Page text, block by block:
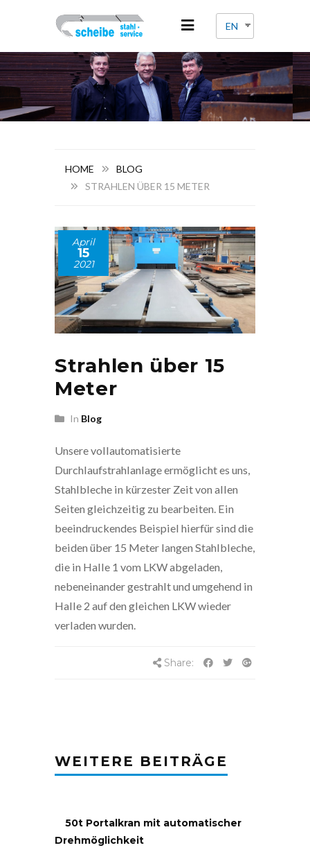
EN
HOME
BLOG
STRAHLEN ÜBER 15 METER
April
15
2021
Strahlen über 15
Meter
In Blog
Unsere vollautomatisierte
Durchlaufstrahlanlage ermöglicht es uns,
Stahlbleche in kürzester Zeit von allen
Seiten gleichzeitig zu bearbeiten. Ein
beeindruckendes Beispiel hierfür sind die
beiden über 15 Meter langen Stahlbleche,
die in Halle 1 vom LKW abgeladen,
nebeneinander gestrahlt und umgehend in
Halle 2 auf den gleichen LKW wieder
verladen wurden.
Share:
WEITERE BEITRÄGE
50t Portalkran mit automatischer
Drehmöglichkeit